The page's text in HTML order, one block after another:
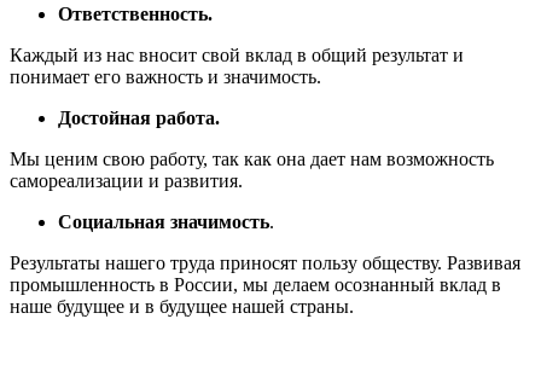
Ответственность.
Каждый из нас вносит свой вклад в общий результат и
понимает его важность и значимость.
Достойная работа.
Мы ценим свою работу, так как она дает нам возможность
самореализации и развития.
Социальная значимость.
Результаты нашего труда приносят пользу обществу. Развивая
промышленность в России, мы делаем осознанный вклад в
наше будущее и в будущее нашей страны.